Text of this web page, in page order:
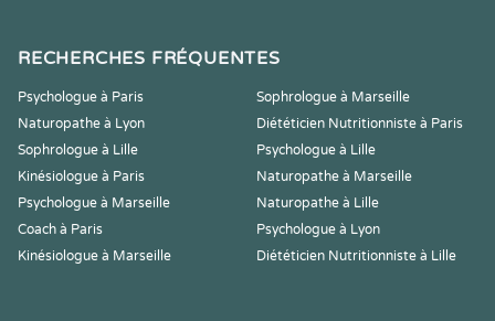
RECHERCHES FRÉQUENTES
Psychologue à Paris
Sophrologue à Marseille
Naturopathe à Lyon
Diététicien Nutritionniste à Paris
Sophrologue à Lille
Psychologue à Lille
Kinésiologue à Paris
Naturopathe à Marseille
Psychologue à Marseille
Naturopathe à Lille
Coach à Paris
Psychologue à Lyon
Kinésiologue à Marseille
Diététicien Nutritionniste à Lille